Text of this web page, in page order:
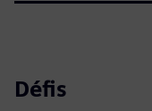
Défis